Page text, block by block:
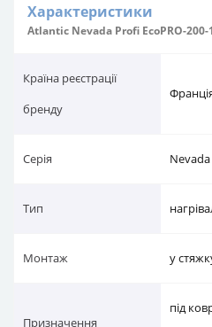
Характеристики
Atlantic Nevada Profi EcoPRO-
Країна реєстрації
бренду
Серія
Тип
Монтаж у
Призначення
під